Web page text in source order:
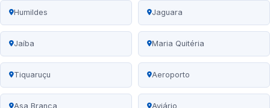
Humildes Jaguara
Jaíba Maria Quitéria
Tiquaruçu Aeroporto
Asa Branca Aviário